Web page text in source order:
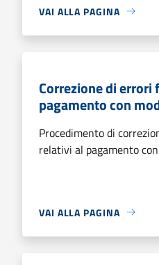
VAI ALLA PAGINA
Correzione di
pagamento con
Procedimento di
relativi al pagamento
VAI ALLA PAGINA